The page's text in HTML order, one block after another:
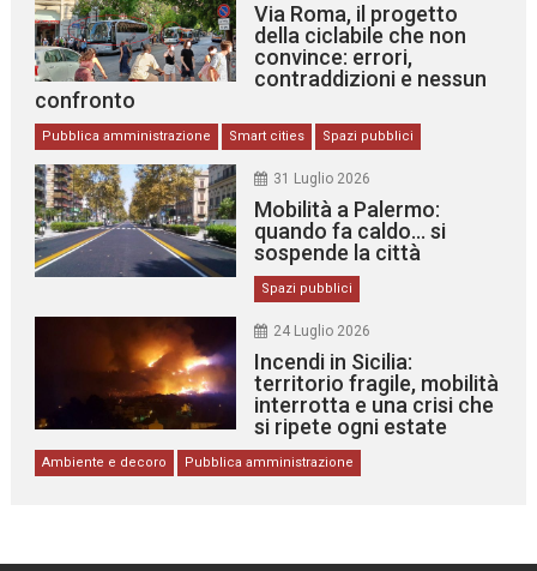
Via Roma, il progetto
della ciclabile che non
convince: errori,
contraddizioni e nessun
confronto
Pubblica amministrazione Smart cities Spazi pubblici
31 Luglio 2026
Mobilità a Palermo:
quando fa caldo… si
sospende la città
Spazi pubblici
24 Luglio 2026
Incendi in Sicilia:
territorio fragile, mobilità
interrotta e una crisi che
si ripete ogni estate
Ambiente e decoro Pubblica amministrazione